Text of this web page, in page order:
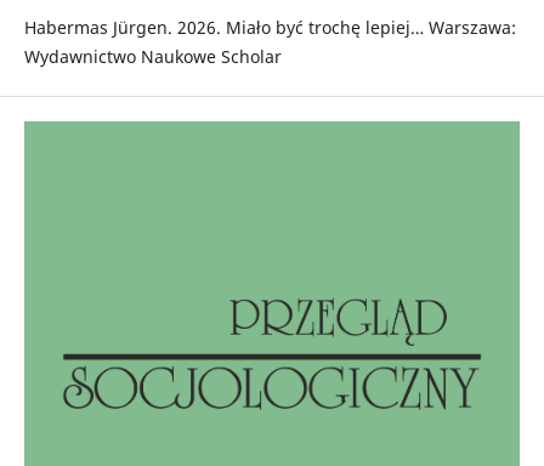
Habermas Jürgen. 2026. Miało być trochę lepiej… Warszawa:
Wydawnictwo Naukowe Scholar